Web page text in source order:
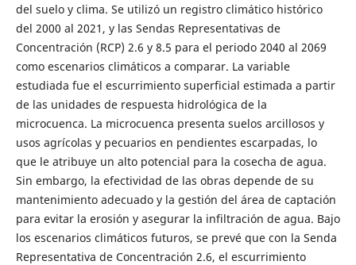
del suelo y clima. Se utilizó un registro climático histórico
del 2000 al 2021, y las Sendas Representativas de
Concentración (RCP) 2.6 y 8.5 para el periodo 2040 al 2069
como escenarios climáticos a comparar. La variable
estudiada fue el escurrimiento superficial estimada a partir
de las unidades de respuesta hidrológica de la
microcuenca. La microcuenca presenta suelos arcillosos y
usos agrícolas y pecuarios en pendientes escarpadas, lo
que le atribuye un alto potencial para la cosecha de agua.
Sin embargo, la efectividad de las obras depende de su
mantenimiento adecuado y la gestión del área de captación
para evitar la erosión y asegurar la infiltración de agua. Bajo
los escenarios climáticos futuros, se prevé que con la Senda
Representativa de Concentración 2.6, el escurrimiento